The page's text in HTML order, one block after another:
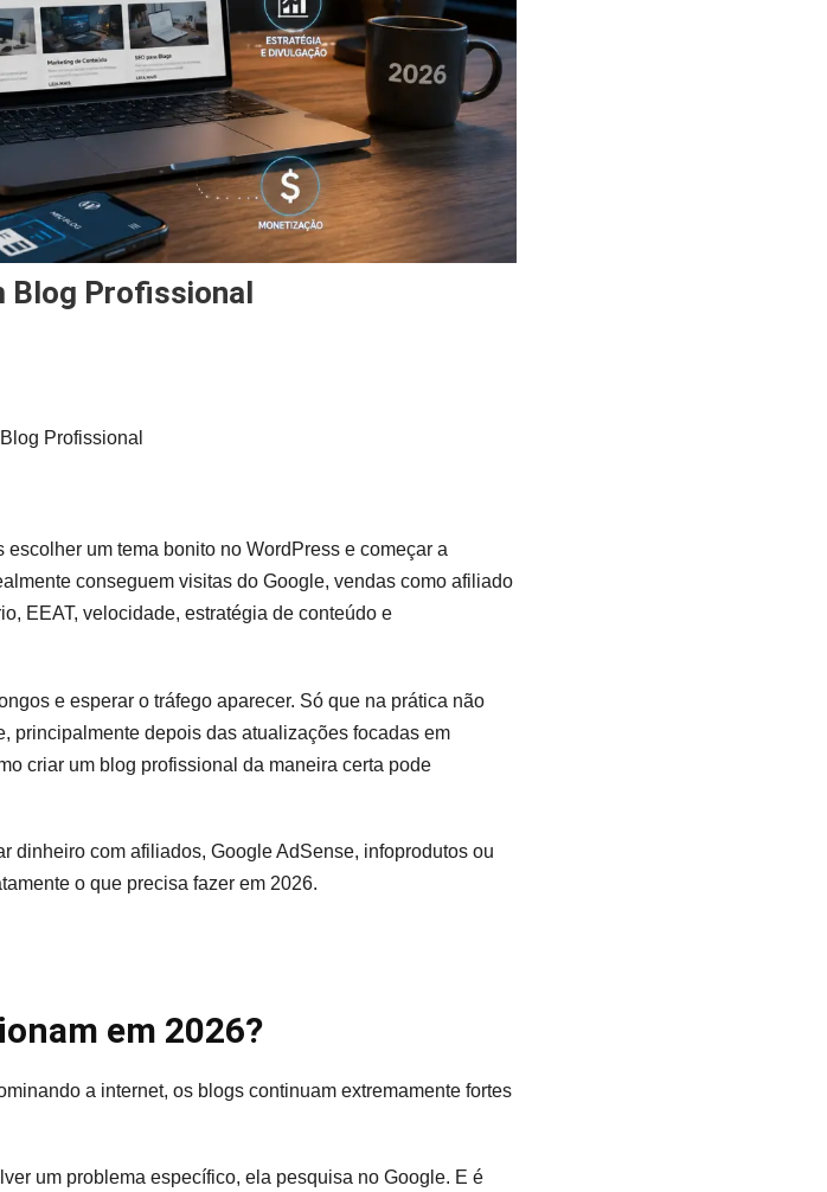
Blog Profissional
Profissional
um tema bonito no WordPress e começar a
conseguem visitas do Google, vendas como afiliado
EEAT, velocidade, estratégia de conteúdo e
e esperar o tráfego aparecer. Só que na prática não
principalmente depois das atualizações focadas em
criar um blog profissional da maneira certa pode
dinheiro com afiliados, Google AdSense, infoprodutos ou
o que precisa fazer em 2026.
em 2026?
a internet, os blogs continuam extremamente fortes
um problema específico, ela pesquisa no Google. E é